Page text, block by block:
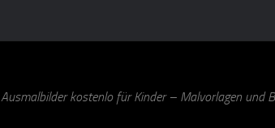
Ausmalbilder kostenlo für Kinder – Malvorlagen und